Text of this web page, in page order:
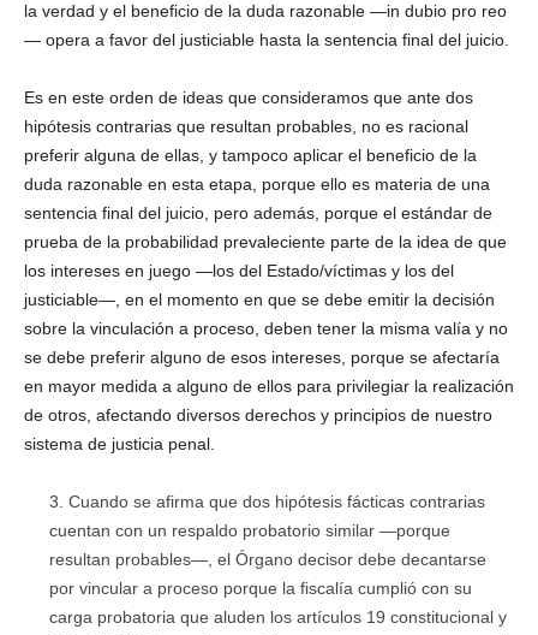
la verdad y el beneficio de la duda razonable —in dubio pro reo
— opera a favor del justiciable hasta la sentencia final del juicio.
Es en este orden de ideas que consideramos que ante dos
hipótesis contrarias que resultan probables, no es racional
preferir alguna de ellas, y tampoco aplicar el beneficio de la
duda razonable en esta etapa, porque ello es materia de una
sentencia final del juicio, pero además, porque el estándar de
prueba de la probabilidad prevaleciente parte de la idea de que
los intereses en juego —los del Estado/víctimas y los del
justiciable—, en el momento en que se debe emitir la decisión
sobre la vinculación a proceso, deben tener la misma valía y no
se debe preferir alguno de esos intereses, porque se afectaría
en mayor medida a alguno de ellos para privilegiar la realización
de otros, afectando diversos derechos y principios de nuestro
sistema de justicia penal.
Cuando se afirma que dos hipótesis fácticas contrarias
cuentan con un respaldo probatorio similar —porque
resultan probables—, el Órgano decisor debe decantarse
por vincular a proceso porque la fiscalía cumplió con su
carga probatoria que aluden los artículos 19 constitucional y